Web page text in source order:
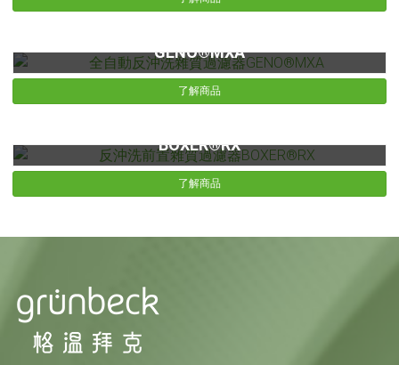
GENO®MXA
了解商品
BOXER®RX
了解商品